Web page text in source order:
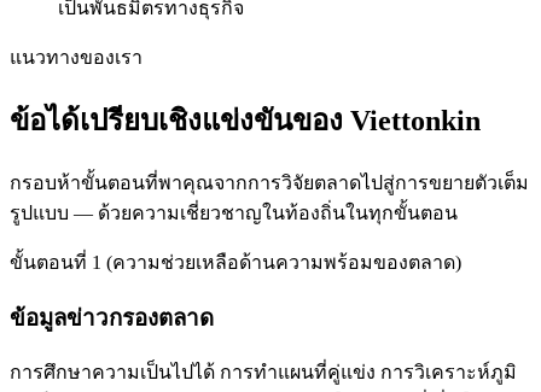
เป็นพันธมิตรทางธุรกิจ
แนวทางของเรา
ข้อได้เปรียบเชิงแข่งขันของ Viettonkin
กรอบห้าขั้นตอนที่พาคุณจากการวิจัยตลาดไปสู่การขยายตัวเต็ม
รูปแบบ — ด้วยความเชี่ยวชาญในท้องถิ่นในทุกขั้นตอน
ขั้นตอนที่ 1 (ความช่วยเหลือด้านความพร้อมของตลาด)
ข้อมูลข่าวกรองตลาด
การศึกษาความเป็นไปได้ การทำแผนที่คู่แข่ง การวิเคราะห์ภูมิ